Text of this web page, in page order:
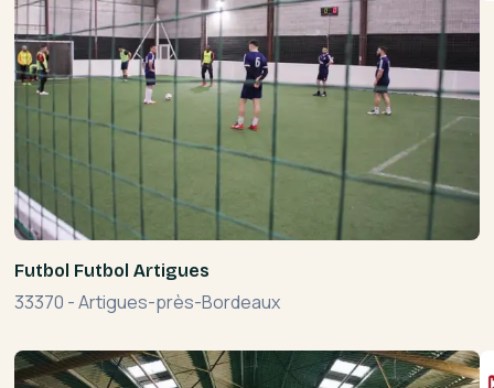
Futbol Futbol Artigues
33370 -Artigues-près-Bordeaux